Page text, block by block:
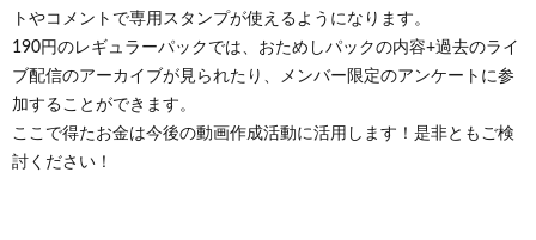
トやコメントで専用スタンプが使えるようになります。
190円のレギュラーパックでは、おためしパックの内容+過去のライ
ブ配信のアーカイブが見られたり、メンバー限定のアンケートに参
加することができます。
ここで得たお金は今後の動画作成活動に活用します！是非ともご検
討ください！